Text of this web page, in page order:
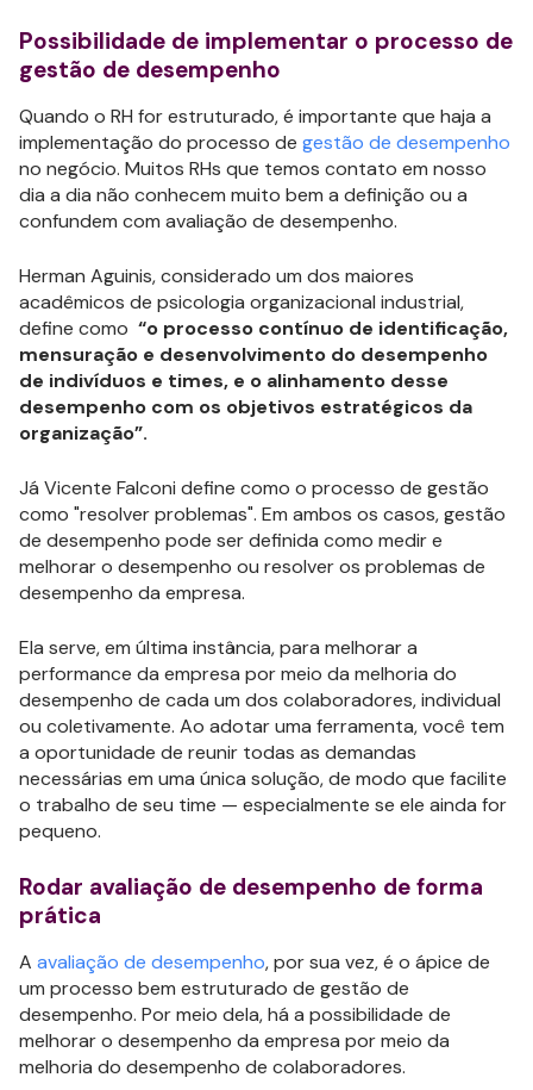
Possibilidade de implementar o processo de
gestão de desempenho
Quando o RH for estruturado, é importante que haja a
implementação do processo de gestão de desempenho
no negócio. Muitos RHs que temos contato em nosso
dia a dia não conhecem muito bem a definição ou a
confundem com avaliação de desempenho.
Herman Aguinis, considerado um dos maiores
acadêmicos de psicologia organizacional industrial,
define como “o processo contínuo de identificação,
mensuração e desenvolvimento do desempenho
de indivíduos e times, e o alinhamento desse
desempenho com os objetivos estratégicos da
organização”.
Já Vicente Falconi define como o processo de gestão
como "resolver problemas". Em ambos os casos, gestão
de desempenho pode ser definida como medir e
melhorar o desempenho ou resolver os problemas de
desempenho da empresa.
Ela serve, em última instância, para melhorar a
performance da empresa por meio da melhoria do
desempenho de cada um dos colaboradores, individual
ou coletivamente. Ao adotar uma ferramenta, você tem
a oportunidade de reunir todas as demandas
necessárias em uma única solução, de modo que facilite
o trabalho de seu time — especialmente se ele ainda for
pequeno.
Rodar avaliação de desempenho de forma
prática
A avaliação de desempenho, por sua vez, é o ápice de
um processo bem estruturado de gestão de
desempenho. Por meio dela, há a possibilidade de
melhorar o desempenho da empresa por meio da
melhoria do desempenho de colaboradores.